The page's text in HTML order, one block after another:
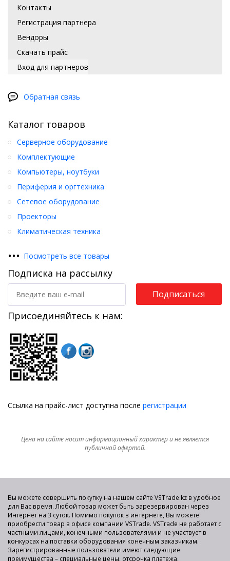
Контакты
Регистрация партнера
Вендоры
Скачать прайс
Вход для партнеров
Обратная связь
Каталог товаров
Серверное оборудование
Комплектующие
Компьютеры, ноутбуки
Периферия и оргтехника
Сетевое оборудование
Проекторы
Климатическая техника
••• Посмотреть все товары
Подписка на рассылку
Подписаться
Присоединяйтесь к нам:
Ссылка на прайс-лист доступна после регистрации
Цена на сайте носит информационный характер и не является
публичной офертой.
Вы можете совершить покупку на нашем сайте VSTrade.kz в удобное
для Вас время. Любой товар может быть зарезервирован через
Интернет на 3 суток. Помимо покупок в интернете, Вы можете
приобрести товар в офисе компании VSTrade. VSTrade не работает с
частными лицами, конечными пользователями и не участвует в
конкурсах на поставки оборудования конечным заказчикам.
Зарегистрированные пользователи имеют следующие
преимущества – специальные цены, отсрочка платежа,